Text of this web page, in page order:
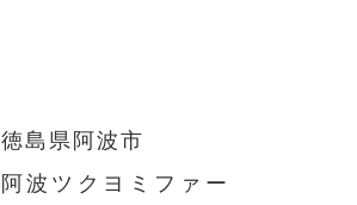
徳島県阿波市
阿波ツクヨミファー